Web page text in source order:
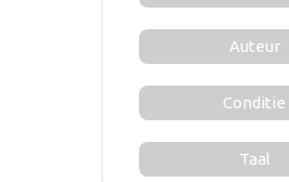
Auteur
Conditie
Taal